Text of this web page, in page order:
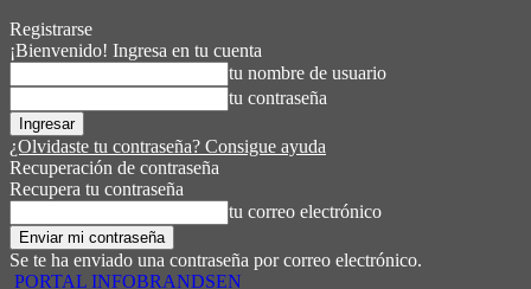
Registrarse
¡Bienvenido! Ingresa en tu cuenta
tu nombre de usuario
tu contraseña
¿Olvidaste tu contraseña? Consigue ayuda
Recuperación de contraseña
Recupera tu contraseña
tu correo electrónico
Se te ha enviado una contraseña por correo electrónico.
PORTAL INFOBRANDSEN